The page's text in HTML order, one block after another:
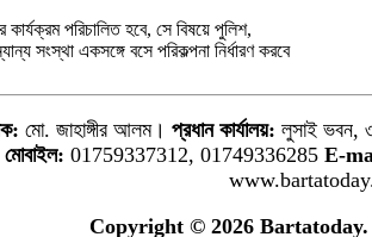
পরিচালিত হবে, সে বিষয়ে পুলিশ,
সংস্থা একসঙ্গে বসে পরিকল্পনা নির্ধারণ করবে
মো. জাহাঙ্গীর আলম।প্রধান কার্যালয়: লুসাই ভবন,
মোবাইল: 01759337312, 01749336285 E-
Copyright © 2026